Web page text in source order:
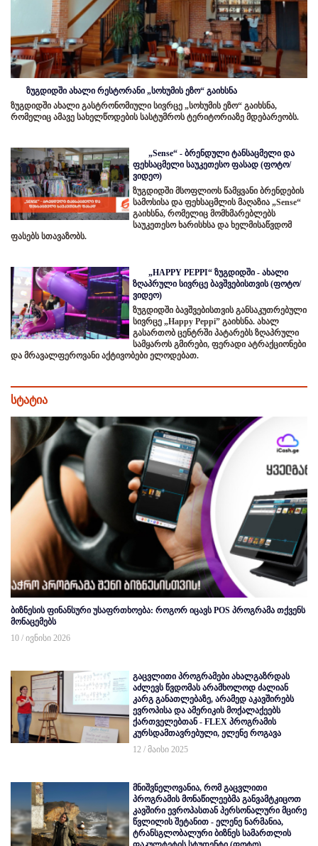
ზუგდიდში ახალი რესტორანი „სოხუმის ეზო“ გაიხსნა
ზუგდიდში ახალი გასტრონომიული სივრცე „სოხუმის ეზო“ გაიხსნა,
რომელიც ამავე სახელწოდების სასტუმროს ტერიტორიაზე მდებარეობს.
„Sense“ - ბრენდული ტანსაცმელი და
ფეხსაცმელი საუკეთესო ფასად (ფოტო/
ვიდეო)
ზუგდიდში მსოფლიოს წამყვანი ბრენდების
სამოსისა და ფეხსაცმლის მაღაზია „Sense“
გაიხსნა, რომელიც მომხმარებლებს
საუკეთესო ხარისხსა და ხელმისაწვდომ
ფასებს სთავაზობს.
„HAPPY PEPPI“ ზუგდიდში - ახალი
ზღაპრული სივრცე ბავშვებისთვის (ფოტო/
ვიდეო)
ზუგდიდში ბავშვებისთვის განსაკუთრებული
სივრცე „Happy Peppi” გაიხსნა. ახალ
გასართობ ცენტრში პატარებს ზღაპრული
სამყაროს გმირები, ფერადი ატრაქციონები
და მრავალფეროვანი აქტივობები ელოდებათ.
სტატია
ბიზნესის ფინანსური უსაფრთხოება: როგორ იცავს POS პროგრამა თქვენს
მონაცემებს
10 / ივნისი 2026
გაცვლითი პროგრამები ახალგაზრდას
აძლევს წვდომას არამხოლოდ ძალიან
კარგ განათლებაზე, არამედ აკავშირებს
ევროპისა და ამერიკის მოქალაქეებს
ქართველებთან - FLEX პროგრამის
კურსდამთავრებული, ელენე როგავა
12 / მაისი 2025
მნიშვნელოვანია, რომ გაცვლითი
პროგრამის მონაწილეებმა განვამტკიცოთ
კავშირი ევროპასთან პერსონალური მცირე
წვლილის შეტანით - ელენე ნარმანია,
ტრანსგლობალური ბიზნეს სამართლის